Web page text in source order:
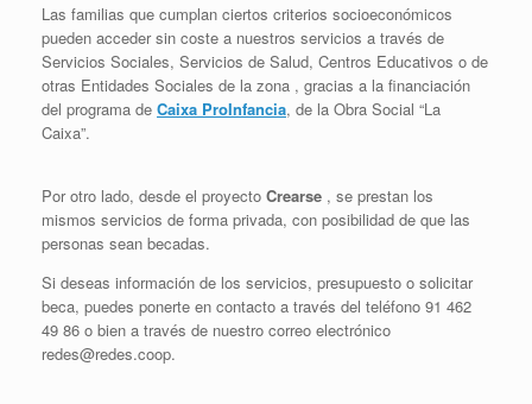
Las familias que cumplan ciertos criterios socioeconómicos
pueden acceder sin coste a nuestros servicios a través de
Servicios Sociales, Servicios de Salud, Centros Educativos o de
otras Entidades Sociales de la zona , gracias a la financiación
del programa de Caixa ProInfancia, de la Obra Social “La
Caixa”.
Por otro lado, desde el proyecto Crearse , se prestan los
mismos servicios de forma privada, con posibilidad de que las
personas sean becadas.
Si deseas información de los servicios, presupuesto o solicitar
beca, puedes ponerte en contacto a través del teléfono 91 462
49 86 o bien a través de nuestro correo electrónico
redes@redes.coop.